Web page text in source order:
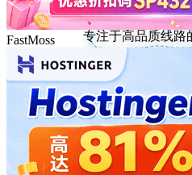
DMIT
专注于高品质线路
FastMoss